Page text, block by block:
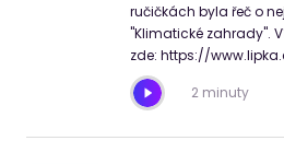
ručičkách byla řeč o
"Klimatické zahrady".
zde: https://
2 minuty